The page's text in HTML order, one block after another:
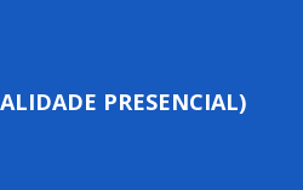
PRESENCIAL)